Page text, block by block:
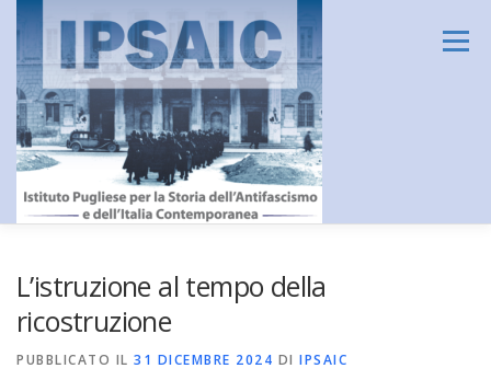
Passa
Menu
L’istruzione al tempo della
ricostruzione
PUBBLICATO IL 31 DICEMBRE 2024 DI IPSAIC